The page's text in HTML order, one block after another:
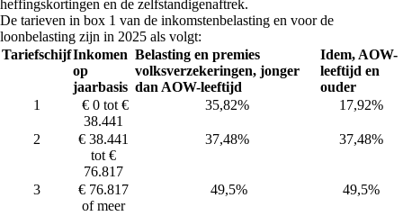
heffingskortingen en de zelfstandigenaftrek.
De tarieven in box 1 van de inkomstenbelasting en voor de
loonbelasting zijn in 2025 als volgt:
TariefschijfInkomen
op
jaarbasis
Belasting en premies
volksverzekeringen, jonger
dan AOW-leeftijd
Idem, AOW-
leeftijd en
ouder
1
€ 0 tot €
38.441
35,82% 17,92%
2
€ 38.441
tot €
76.817
37,48% 37,48%
3
€ 76.817
of meer
49,5% 49,5%